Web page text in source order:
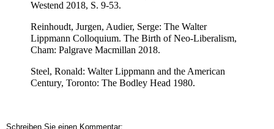
Westend 2018, S. 9-53.
Reinhoudt, Jurgen, Audier, Serge: The Walter
Lippmann Colloquium. The Birth of Neo-Liberalism,
Cham: Palgrave Macmillan 2018.
Steel, Ronald: Walter Lippmann and the American
Century, Toronto: The Bodley Head 1980.
Schreiben Sie einen Kommentar: